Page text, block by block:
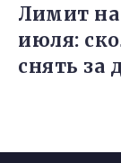
Лимит на
июля:
снять за